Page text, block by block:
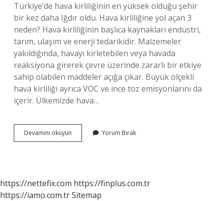
Türkiye’de hava kirliliğinin en yüksek olduğu şehir
bir kez daha Iğdır oldu. Hava kirliliğine yol açan 3
neden? Hava kirliliğinin başlıca kaynakları endüstri,
tarım, ulaşım ve enerji tedarikidir. Malzemeler
yakıldığında, havayı kirletebilen veya havada
reaksiyona girerek çevre üzerinde zararlı bir etkiye
sahip olabilen maddeler açığa çıkar. Büyük ölçekli
hava kirliliği ayrıca VOC ve ince toz emisyonlarını da
içerir. Ülkemizde hava…
Devamını okuyun Türkiyede
Hava
Yorum Bırak
https://nettefix.com https://finplus.com.tr
https://iamo.com.trSitemap